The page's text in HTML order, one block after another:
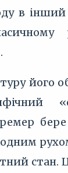
в інший
його
стан.